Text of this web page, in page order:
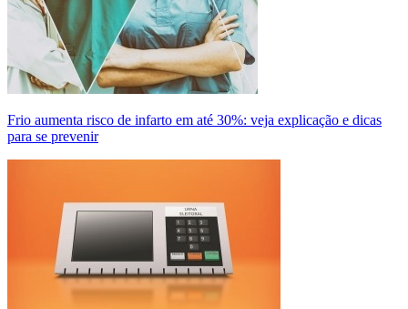
Frio aumenta risco de infarto em até 30%: veja explicação e dicas
para se prevenir